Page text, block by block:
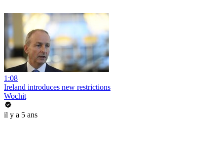
1:08
Ireland introduces new restrictions
Wochit
il y a 5 ans